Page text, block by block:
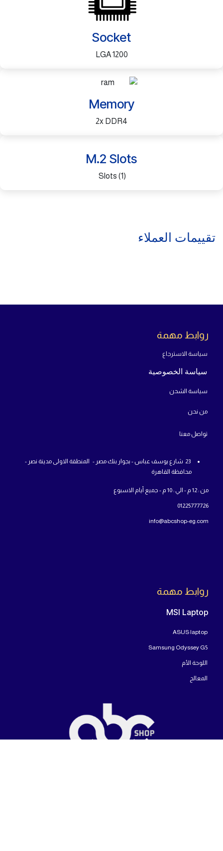
Socket
LGA 1200
Memory
2x DDR4
​M.2 Slots
(1) Slots
تقييمات العملاء
روابط مهمة
سياسة الاسترجاع
سياسة الخصوصية
سياسة الشحن
من نحن
تواصل معنا
23 شارع يوسف عباس - بجوار بنك مصر - المنطقة الاولى مدينة نصر -
محافظة القاهرة
من : 12 م - الي : 10 م - جميع أيام الاسبوع
01225777726
info@abcshop-eg.com
روابط مهمة
MSI Laptop
ASUS laptop
Samsung Odyssey G5
اللوحة الأم
المعالج